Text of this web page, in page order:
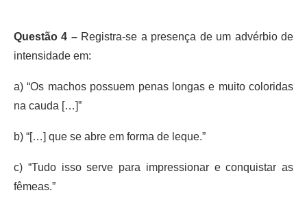
Questão 4 – Registra-se a presença de um advérbio de
intensidade em:
a) “Os machos possuem penas longas e muito coloridas
na cauda […]”
b) “[…] que se abre em forma de leque.”
c) “Tudo isso serve para impressionar e conquistar as
fêmeas.”